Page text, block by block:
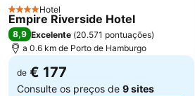
4 Estrelas
Hotel
Empire Riverside Hotel
8,9 Excelente (20.571 pontuações)
a 0.6 km de Porto de Hamburgo
de € 177
Consulte os preços de 9 sites